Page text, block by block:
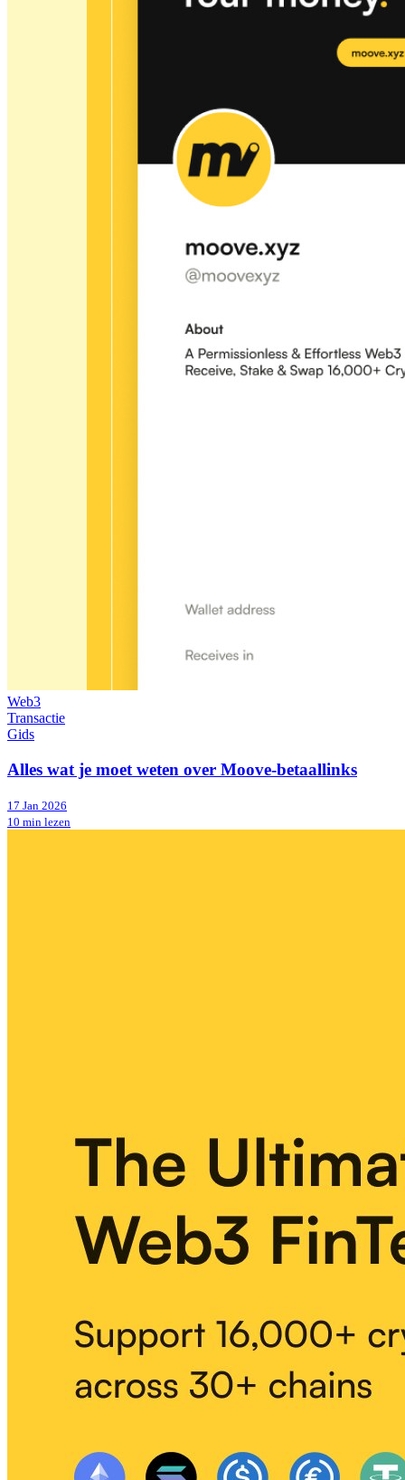
Web3
Transactie
Gids
Alles wat je moet weten over Moove-betaallinks
17 Jan 2026
10 min lezen